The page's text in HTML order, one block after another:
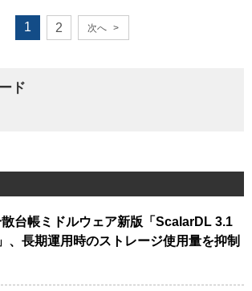
1 2 次へ >
ド
台帳ミドルウェア新版「ScalarDL 3.1
、長期運用時のストレージ使用量を抑制